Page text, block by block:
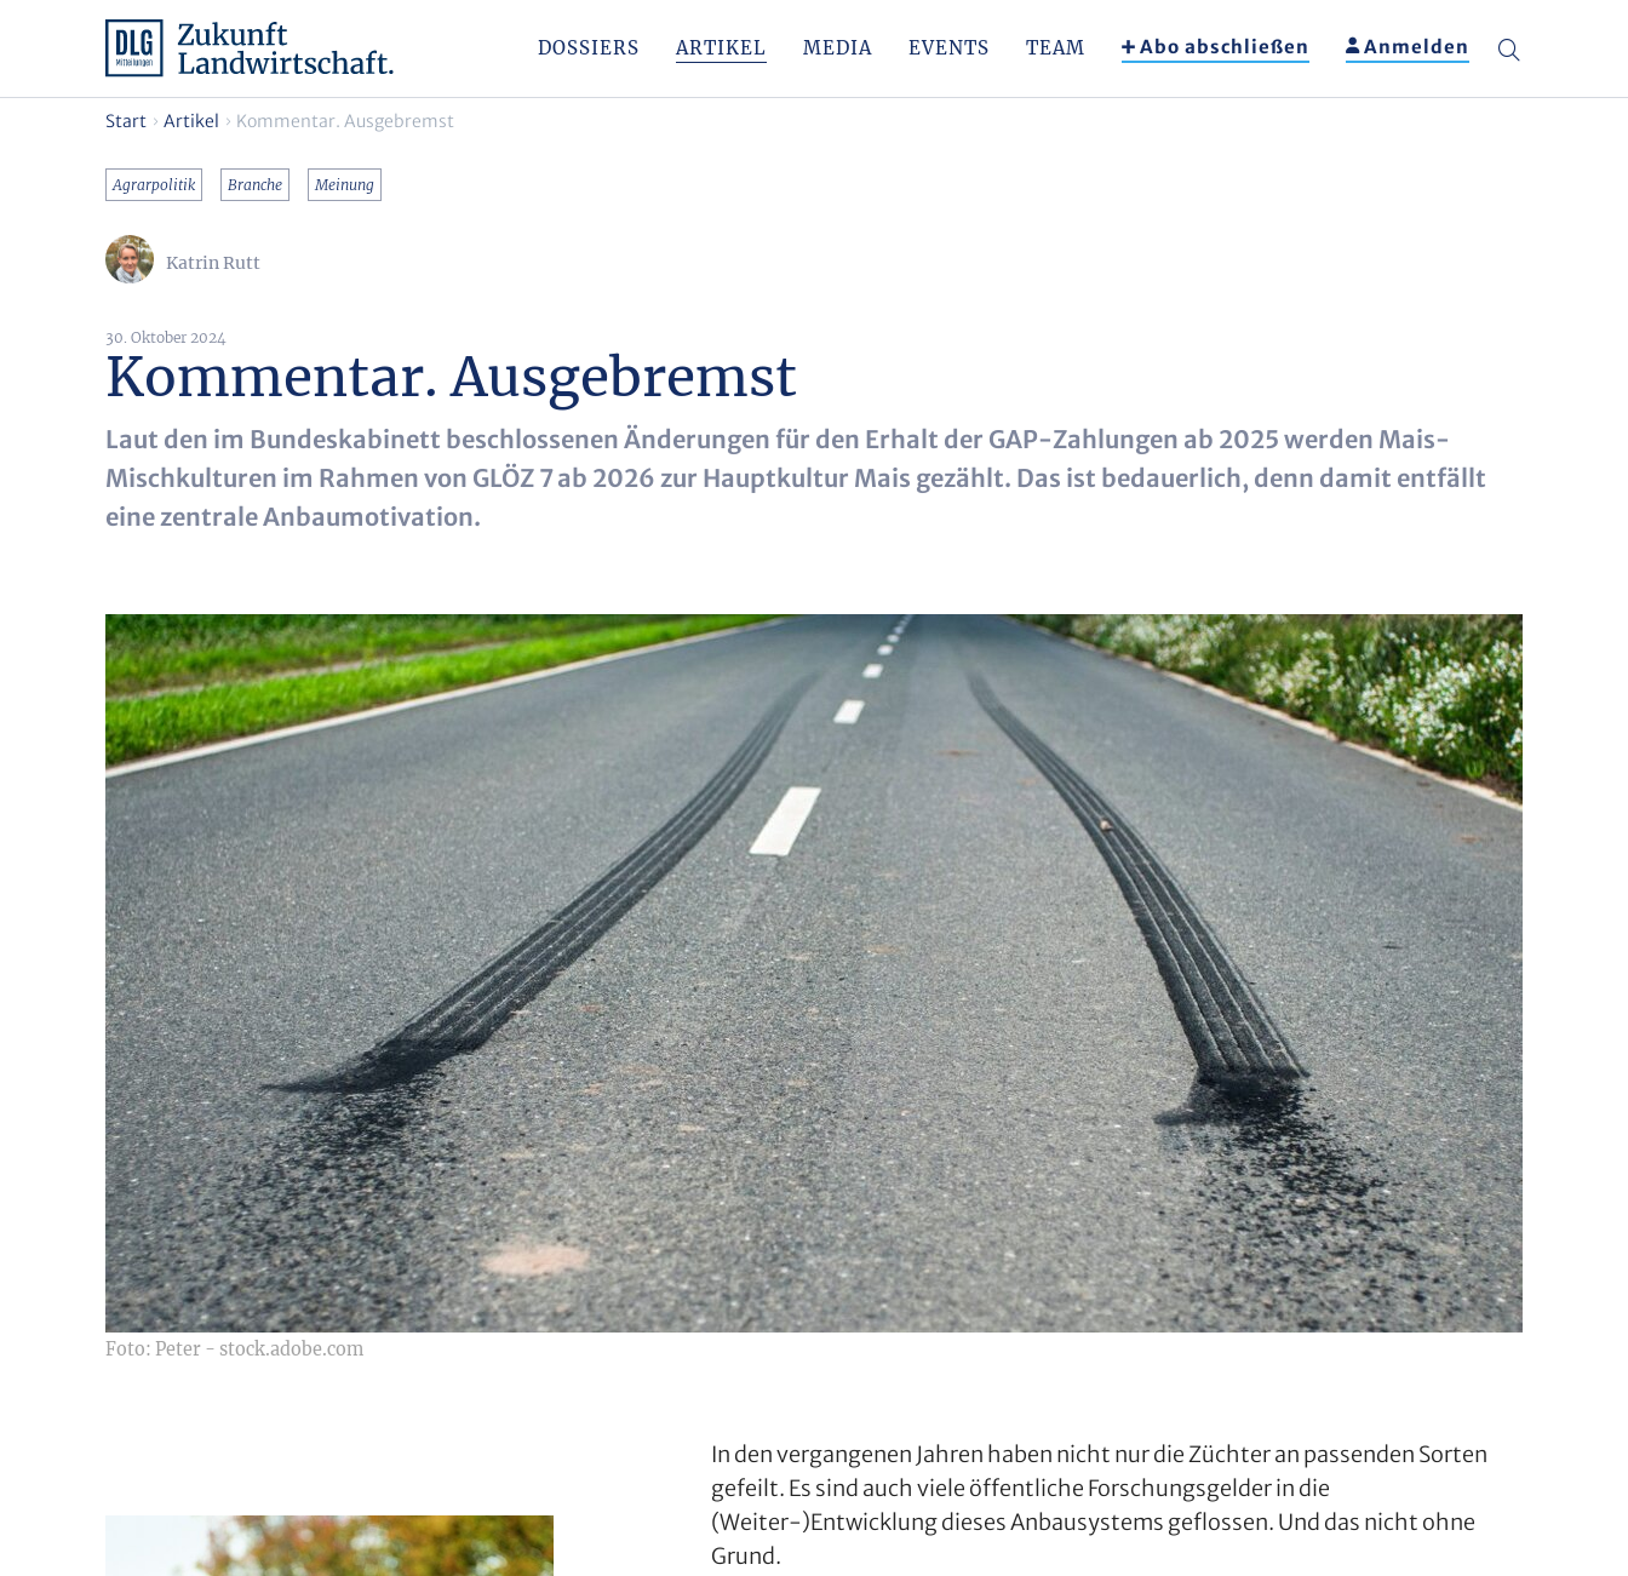
DOSSIERS ARTIKEL MEDIA EVENTS TEAM Abo abschließen Anmelden
Start Artikel Kommentar. Ausgebremst
Agrarpolitik Branche Meinung
Katrin Rutt
30. Oktober 2024
Kommentar. Ausgebremst
Laut den im Bundeskabinett beschlossenen Änderungen für den Erhalt der GAP-Zahlungen ab 2025 werden Mais-
Mischkulturen im Rahmen von GLÖZ 7 ab 2026 zur Hauptkultur Mais gezählt. Das ist bedauerlich, denn damit entfällt
eine zentrale Anbaumotivation.
Foto: Peter - stock.adobe.com
In den vergangenen Jahren haben nicht nur die Züchter an passenden Sorten
gefeilt. Es sind auch viele öffentliche Forschungsgelder in die
(Weiter-)Entwicklung dieses Anbausystems geflossen. Und das nicht ohne
Grund.